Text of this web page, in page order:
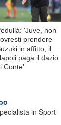
'Juve, non
prendere
in affitto, il
paga il dazio
Conte'
in Sport